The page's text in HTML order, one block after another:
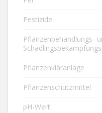
Pestizide
Pflanzenbehandlungs-
Pflanzenkläranlage
Pflanzenschutzmittel
pH-Wert